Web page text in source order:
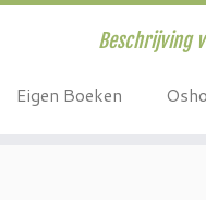
Beschrijving
Eigen Boeken